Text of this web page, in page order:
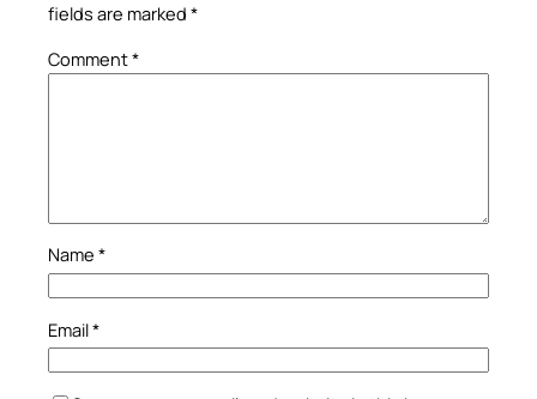
fields are marked *
Comment*
Name *
Email*